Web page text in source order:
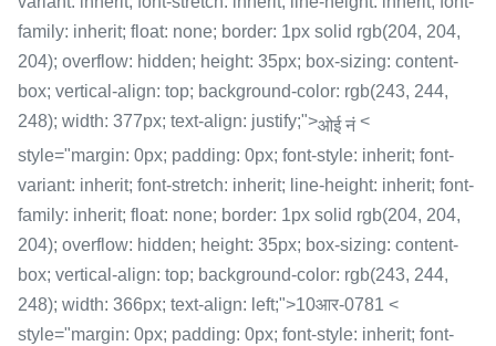
family: inherit; float: none; border: 1px solid rgb(204, 204,
204); overflow: hidden; height: 35px; box-sizing: content-
box; vertical-align: top; background-color: rgb(243, 244,
248); width: 377px; text-align: justify;">ओई नं<
style="margin: 0px; padding: 0px; font-style: inherit; font-
variant: inherit; font-stretch: inherit; line-height: inherit; font-
family: inherit; float: none; border: 1px solid rgb(204, 204,
204); overflow: hidden; height: 35px; box-sizing: content-
box; vertical-align: top; background-color: rgb(243, 244,
248); width: 366px; text-align: left;">10आर-0781 <
style="margin: 0px; padding: 0px; font-style: inherit; font-